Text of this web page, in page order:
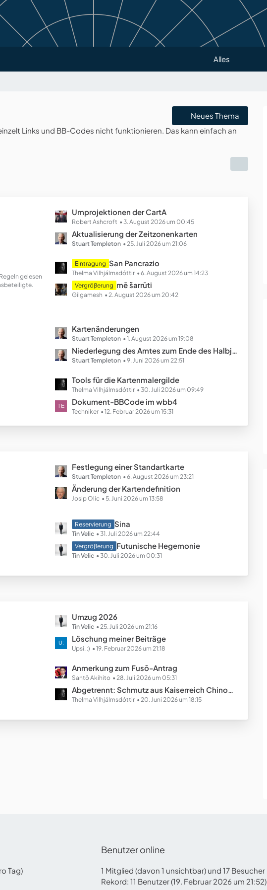
Alles
Neues Thema
Links und BB-Codes nicht funktionieren. Das kann einfach an
L
e
t
z
e
ä
e
Umprojektionen der CartA
Robert Ashcroft 3. August 2026 um 00:45
Aktualisierung der Zeitzonenkarten
Stuart Templeton 25. Juli 2026 um 21:06
gelesen
L
e
t
z
B
e
i
t
e
Eintragung San Pancrazio
Thelma Vilhjálmsdóttir
6. August 2026 um 14:23
Vergrößerung mē šarrūti
Gilgamesh 2. August 2026 um 20:42
L
e
t
z
e
t
e
Kartenänderungen
Stuart Templeton 1. August 2026 um 19:08
Niederlegung des Amtes zum Ende des Halbjahres
Stuart Templeton 9. Juni 2026 um 22:51
L
e
t
z
t
i
t
r
ä
e
Tools für die Kartenmalergilde
Thelma Vilhjálmsdóttir 30. Juli 2026 um 09:49
Dokument-BBCode im wbb4
Techniker 12. Februar 2026 um 15:31
L
e
t
z
e
B
e
i
r
Festlegung einer Standartkarte
Stuart Templeton 6. August 2026 um 23:21
Änderung der Kartendefinition
Josip Olic 5. Juni 2026 um 13:58
L
e
t
z
e
ä
e
Reservierung Sina
Tin Velic
31. Juli 2026 um 22:44
Vergrößerung Futunische Hegemonie
Tin Velic 30. Juli 2026 um 00:31
L
e
t
z
e
Umzug 2026
Tin Velic 25. Juli 2026 um 21:16
Löschung meiner Beiträge
Upsi. :) 19. Februar 2026 um 21:18
L
e
t
z
e
Anmerkung zum Fusō-Antrag
Santō Akihito 28. Juli 2026 um 05:31
Abgetrennt: Schmutz aus Kaiserreich Chinopien (Ausgestaltungsstaat)
Thelma Vilhjálmsdóttir 20. Juni 2026 um 18:15
Tag)
Benutzer online
1 Mitglied (davon 1 unsichtbar) und 17 Besucher
Rekord: 11 Benutzer (19. Februar 2026 um 21:52)